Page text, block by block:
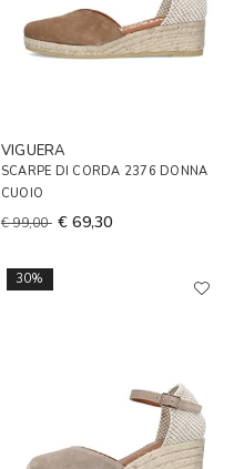
VIGUERA
SCARPE DI CORDA 2376 DONNA
CUOIO
€ 99,00 € 69,30
30%